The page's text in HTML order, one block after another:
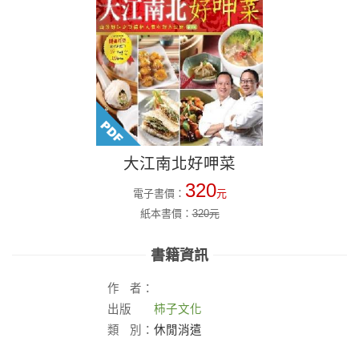
大江南北好呷菜
電子書價： 320元
紙本書價：320元
書籍資訊
作
者：
出版
社：
柿子文化
類
別： 休閒消遣